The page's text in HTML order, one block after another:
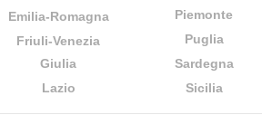
Emilia-Romagna
Friuli-Venezia
Giulia
Lazio
Piemonte
Puglia
Sardegna
Sicilia